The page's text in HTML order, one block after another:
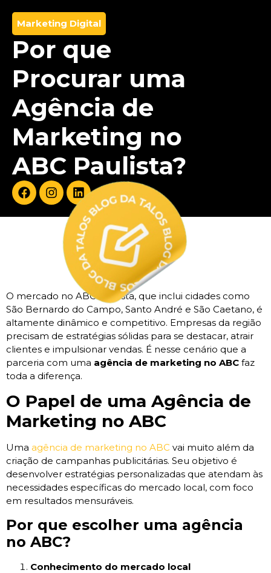
Marketing Digital
Por que
Procurar uma
Agência de
Marketing no
ABC Paulista?
O mercado no ABC Paulista, que inclui cidades como
São Bernardo do Campo, Santo André e São Caetano, é
altamente dinâmico e competitivo. Empresas da região
precisam de estratégias sólidas para se destacar, atrair
clientes e impulsionar vendas. É nesse cenário que a
parceria com uma agência de marketing no ABC faz
toda a diferença.
O Papel de uma Agência de
Marketing no ABC
Uma agência de marketing no ABC vai muito além da
criação de campanhas publicitárias. Seu objetivo é
desenvolver estratégias personalizadas que atendam às
necessidades específicas do mercado local, com foco
em resultados mensuráveis.
Por que escolher uma agência
no ABC?
Conhecimento do mercado local